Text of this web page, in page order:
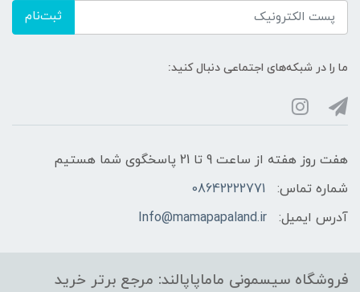
ثبت‌نام
ما را در شبکه‌های اجتماعی دنبال کنید:
هفت روز هفته از ساعت 9 تا 21 پاسخگوی شما هستیم
شماره تماس:
08642222771
آدرس ایمیل:
Info@mamapapaland.ir
فروشگاه سیسمونی ماماپاپالند: مرجع برتر خرید